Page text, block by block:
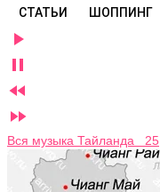
СТАТЬИ ШОППИНГ




Вся музыка Тайланда 25